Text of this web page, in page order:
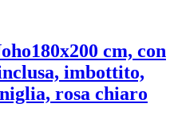
180x200 cm, con
imbottito,
rosa chiaro